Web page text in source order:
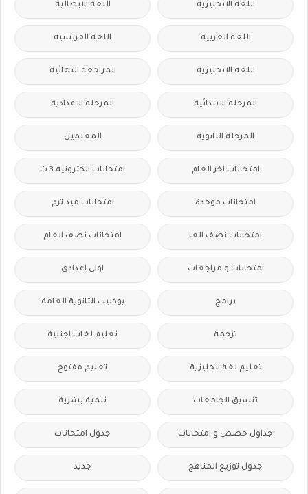
اللغة الانجليزية اللغة الايطالية
اللغة العربية اللغة الفرنسية
اللغه الانجليزية المراجعة النهائية
المرحلة الابتدائية المرحلة الاعدادية
المرحلة الثانوية المعلمين
امتحانات اخر العام امتحانات الكترونيه 3 ث
امتحانات موحدة امتحانات ميد ترم
امتحانات نصف العا امتحانات نصف العام
امتحانات و مراجعات اولى اعدادى
برامج بوكليت الثانوية العامة
ترجمة تعليم لغات اجنبية
تعليم لغة انجليزية تعليم مفتوح
تنسيق الجامعات تنمية بشرية
جداول حصص و امتحانات جدول امتحانات
جدول توزيع المناهج جديد